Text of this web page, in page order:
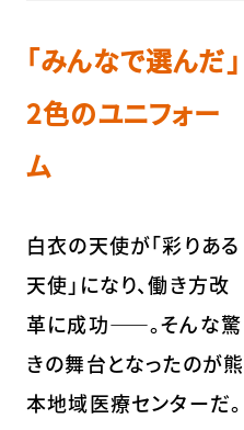
「みんなで選んだ」
2色のユニフォー
ム
白衣の天使が「彩りある
天使」になり、働き方改
革に成功――。そんな驚
きの舞台となったのが熊
本地域医療センターだ。